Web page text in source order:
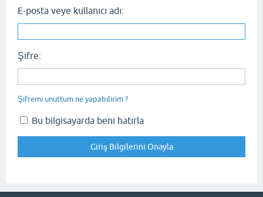
E-posta veye kullanıcı adı:
Şifre:
Şifremi unuttum ne yapabilirim ?
Bu bilgisayarda beni hatırla